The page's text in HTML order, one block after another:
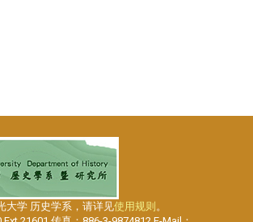
大学 历史学系，请详见使用规则 。